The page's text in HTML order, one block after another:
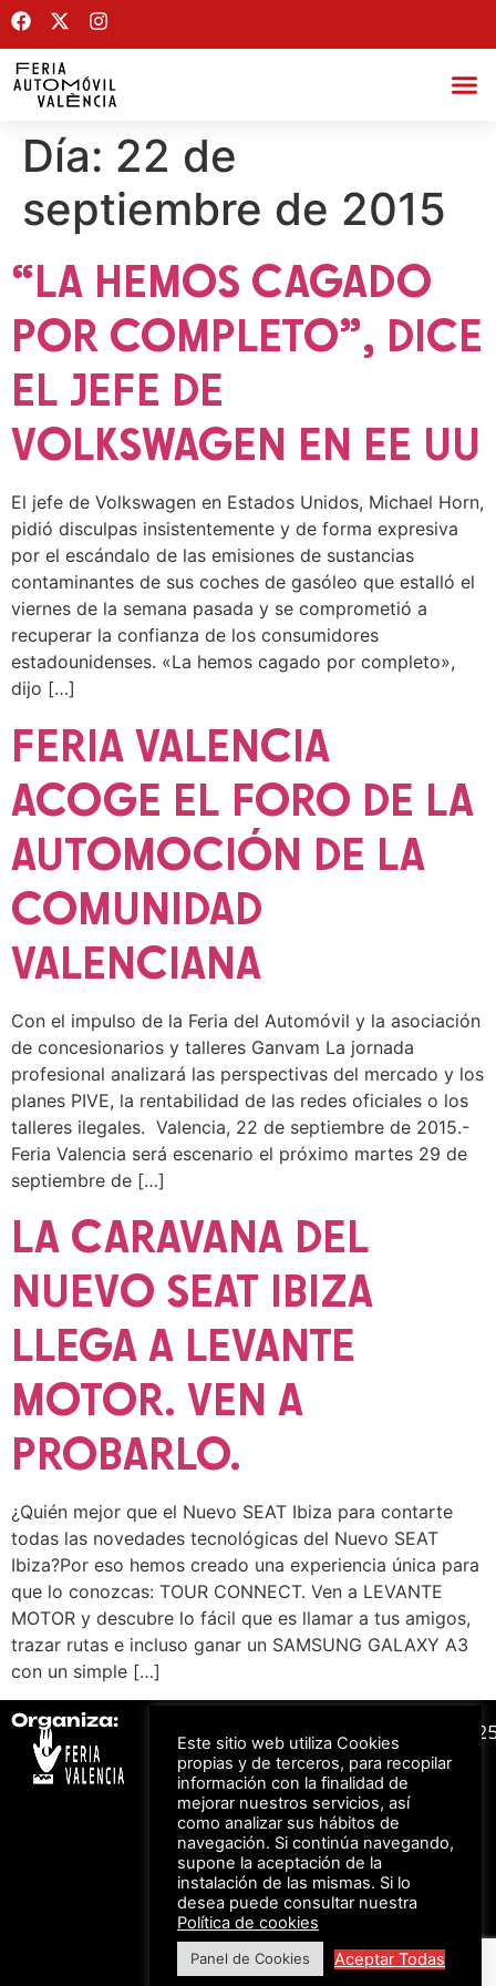
Día: 22 de
septiembre de 2015
“LA HEMOS CAGADO
POR COMPLETO”, DICE
EL JEFE DE
VOLKSWAGEN EN EE UU
El jefe de Volkswagen en Estados Unidos, Michael Horn,
pidió disculpas insistentemente y de forma expresiva
por el escándalo de las emisiones de sustancias
contaminantes de sus coches de gasóleo que estalló el
viernes de la semana pasada y se comprometió a
recuperar la confianza de los consumidores
estadounidenses. «La hemos cagado por completo»,
dijo […]
FERIA VALENCIA
ACOGE EL FORO DE LA
AUTOMOCIÓN DE LA
COMUNIDAD
VALENCIANA
Con el impulso de la Feria del Automóvil y la asociación
de concesionarios y talleres Ganvam La jornada
profesional analizará las perspectivas del mercado y los
planes PIVE, la rentabilidad de las redes oficiales o los
talleres ilegales. Valencia, 22 de septiembre de 2015.-
Feria Valencia será escenario el próximo martes 29 de
septiembre de […]
LA CARAVANA DEL
NUEVO SEAT IBIZA
LLEGA A LEVANTE
MOTOR. VEN A
PROBARLO.
¿Quién mejor que el Nuevo SEAT Ibiza para contarte
todas las novedades tecnológicas del Nuevo SEAT
Ibiza?Por eso hemos creado una experiencia única para
que lo conozcas: TOUR CONNECT. Ven a LEVANTE
MOTOR y descubre lo fácil que es llamar a tus amigos,
trazar rutas e incluso ganar un SAMSUNG GALAXY A3
con un simple […]
Organiza:
Bonos descuento para
los viajes a ferias
organizadas por Feria
Valencia al obtener tu
entrada
Descuento en tarifas
de hotel durante
ferias organizadas
por Feria Valencia
Aviso Legal –
de Privacidad
© Feria Valencia, todos
los derechos reservados
Este sitio web utiliza Cookies
propias y de terceros, para recopilar
información con la finalidad de
mejorar nuestros servicios, así
como analizar sus hábitos de
navegación. Si continúa navegando,
supone la aceptación de la
instalación de las mismas. Si lo
desea puede consultar nuestra
Política de cookies
Panel de Cookies Aceptar Todas